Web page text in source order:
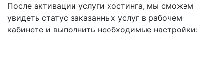
После активации услуги хостинга, мы сможем
увидеть статус заказанных услуг в рабочем
кабинете и выполнить необходимые настройки: